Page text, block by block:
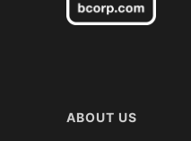
ABOUT US